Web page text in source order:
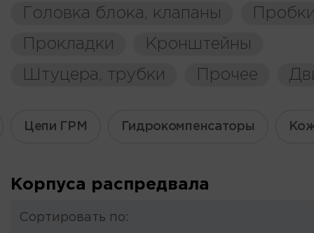
Головка блока, клапаны
Прокладки
Кронштейны
Штуцера, трубки
Прочее
Цепи ГРМ Гидрокомпенсаторы
Корпуса распредвала
Сортировать по: